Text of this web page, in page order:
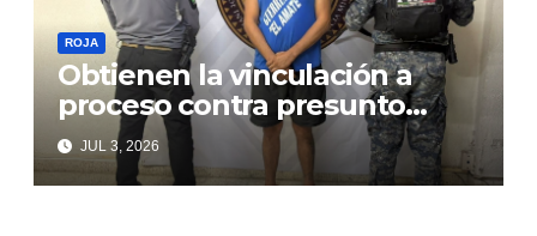
ROJA
Obtienen la vinculación a
proceso contra presunto
responsable de violencia
familiar
JUL 3, 2026